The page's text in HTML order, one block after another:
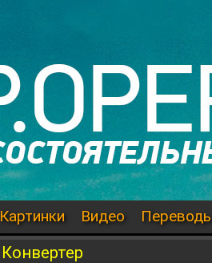
Картинки Видео
Конвертер